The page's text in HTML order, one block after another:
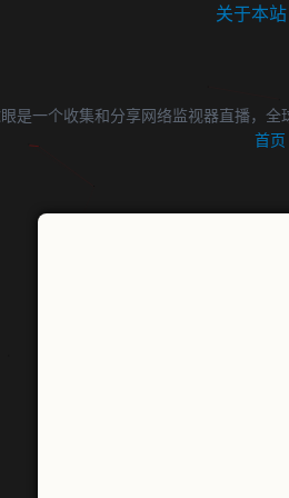
关于本站
是一个收集和分享网络监视器直播，
首页